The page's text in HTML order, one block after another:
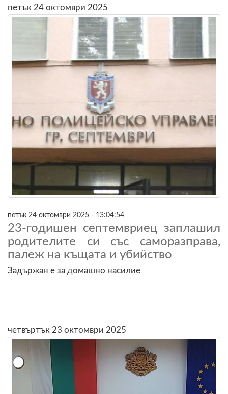
петък 24 октомври 2025
петък 24 октомври 2025 - 13:04:54
23-годишен септемвриец заплашил
родителите си със саморазправа,
палеж на къщата и убийство
Задържан е за домашно насилие
четвъртък 23 октомври 2025